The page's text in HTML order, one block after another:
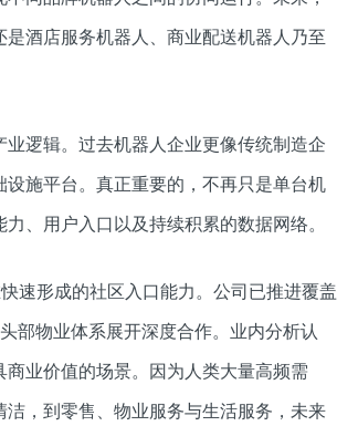
酒店服务机器人、商业配送机器人乃至
逻辑。过去机器人企业更像传统制造企
施平台。真正重要的，不再只是单台机
、用户入口以及持续积累的数据网络。
速形成的社区入口能力。公司已推进覆盖
部物业体系展开深度合作。业内分析认
业价值的场景。因为人类大量高频需
，到零售、物业服务与生活服务，未来